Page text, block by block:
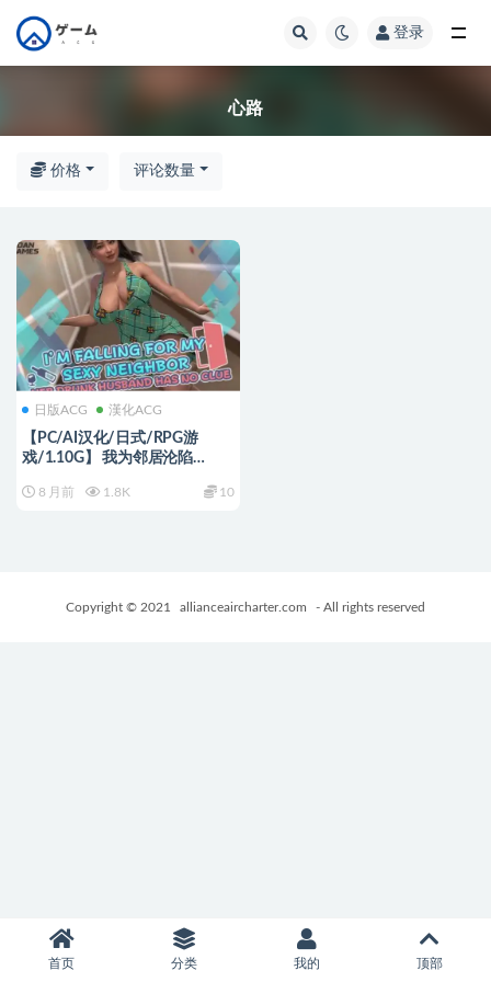
登录
心路
价格 评论数量
日版ACG 漢化ACG
【PC/AI汉化/日式/RPG游
戏/1.10G】 我为邻居沦陷
游戏+1.10G
8 月前 1.8K 10
Copyright © 2021 allianceaircharter.com - All rights reserved
首页 分类 我的 顶部